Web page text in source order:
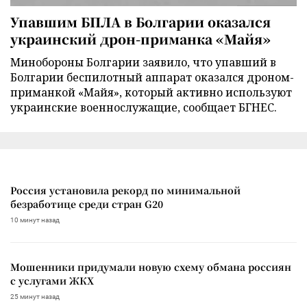
Упавшим БПЛА в Болгарии оказался
украинский дрон-приманка «Майя»
Минобороны Болгарии заявило, что упавший в
Болгарии беспилотный аппарат оказался дроном-
приманкой «Майя», который активно используют
украинские военнослужащие, сообщает БГНЕС.
Россия установила рекорд по минимальной
безработице среди стран G20
10 минут назад
Мошенники придумали новую схему обмана россиян
с услугами ЖКХ
25 минут назад